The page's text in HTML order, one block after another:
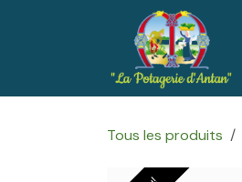
Tous les produits